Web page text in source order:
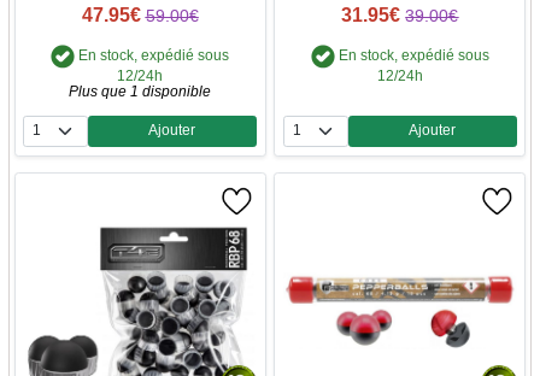
47.95€ 59.00€
En stock, expédié sous
12/24h
Plus que 1 disponible
Quantité
Ajouter
31.95€ 39.00€
En stock, expédié sous
12/24h
Quantité
Ajouter